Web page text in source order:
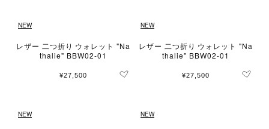
NEW
レザー 二つ折り ウォレット "Na
thalie" BBW02-01
¥27,500
NEW
レザー 二つ折り ウォレット "Na
thalie" BBW02-01
¥27,500
NEW NEW